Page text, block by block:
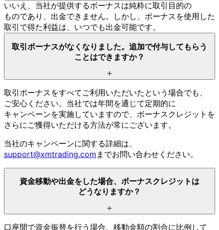
いいえ、 当社が提供するボーナスは純粋に取引目的の
ものであり、 出金できません。 しかし、 ボーナスを使用した
取引で得た利益は、 いつでも出金可能です。
取引ボーナスがなくなりました。 追加で付与して もらう
ことはできますか？
取引ボーナスをすべて ご利用いただいたと いう 場合でも、
ご安心ください。 当社では年間を通じて定期的に
キャンペーンを実施していますので、 ボーナスクレジットを
さらに ご獲得いただける方法が常に ございます。
当社のキャンペーンに関する詳細は、
support@xmtrading.com までお問い合わせください。
資金移動や出金を した場合、 ボーナスクレジットは
どうなりますか？
口座間で資金振替を行う 場合、 移動金額の割合に比例して